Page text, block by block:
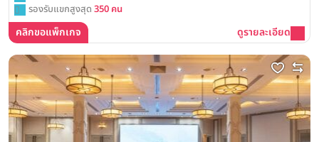
รองรับแขกสูงสุด 350 คน
คลิกขอแพ็กเกจ ดูรายละเอียด